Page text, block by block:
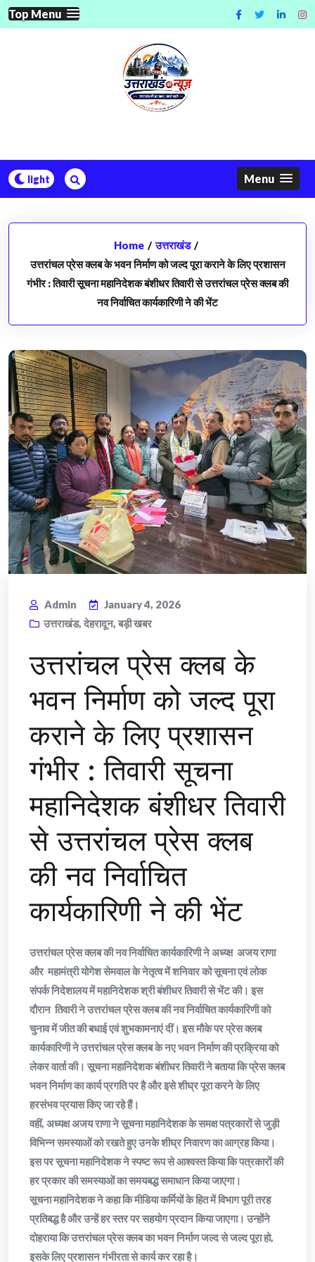
Skip
to
Top Menu
Menu
Home / उत्तराखंड /
उत्तरांचल प्रेस क्लब के भवन निर्माण को जल्द पूरा कराने के लिए प्रशासन
गंभीर : तिवारी सूचना महानिदेशक बंशीधर तिवारी से उत्तरांचल प्रेस क्लब की
नव निर्वाचित कार्यकारिणी ने की भेंट
Admin
January 4, 2026
उत्तराखंड, देहरादून, बड़ी खबर
उत्तरांचल प्रेस क्लब के
भवन निर्माण को जल्द पूरा
कराने के लिए प्रशासन
गंभीर : तिवारी सूचना
महानिदेशक बंशीधर तिवारी
से उत्तरांचल प्रेस क्लब
की नव निर्वाचित
कार्यकारिणी ने की भेंट
उत्तरांचल प्रेस क्लब की नव निर्वाचित कार्यकारिणी ने अध्य्क्ष अजय राणा
और महामंत्री योगेश सेमवाल के नेतृत्व में शनिवार को सूचना एवं लोक
संपर्क निदेशालय में महानिदेशक श्री बंशीधर तिवारी से भेंट की। इस
दौरान तिवारी ने उत्तरांचल प्रेस क्लब की नव निर्वाचित कार्यकारिणी को
चुनाव में जीत की बधाई एवं शुभकामनाएं दीं। इस मौके पर प्रेस क्लब
कार्यकारिणी ने उत्तरांचल प्रेस क्लब के नए भवन निर्माण की प्रक्रिया को
लेकर वार्ता की। सूचना महानिदेशक बंशीधर तिवारी ने बताया कि प्रेस क्लब
भवन निर्माण का कार्य प्रगति पर है और इसे शीघ्र पूरा करने के लिए
हरसंभव प्रयास किए जा रहे हैं।
वहीं, अध्यक्ष अजय राणा ने सूचना महानिदेशक के समक्ष पत्रकारों से जुड़ी
विभिन्न समस्याओं को रखते हुए उनके शीघ्र निवारण का आग्रह किया।
इस पर सूचना महानिदेशक ने स्पष्ट रूप से आश्वस्त किया कि पत्रकारों की
हर प्रकार की समस्याओं का समयबद्ध समाधान किया जाएगा।
सूचना महानिदेशक ने कहा कि मीडिया कर्मियों के हित में विभाग पूरी तरह
प्रतिबद्ध है और उन्हें हर स्तर पर सहयोग प्रदान किया जाएगा। उन्होंने
दोहराया कि उत्तरांचल प्रेस क्लब का भवन निर्माण जल्द से जल्द पूरा हो,
इसके लिए प्रशासन गंभीरता से कार्य कर रहा है।